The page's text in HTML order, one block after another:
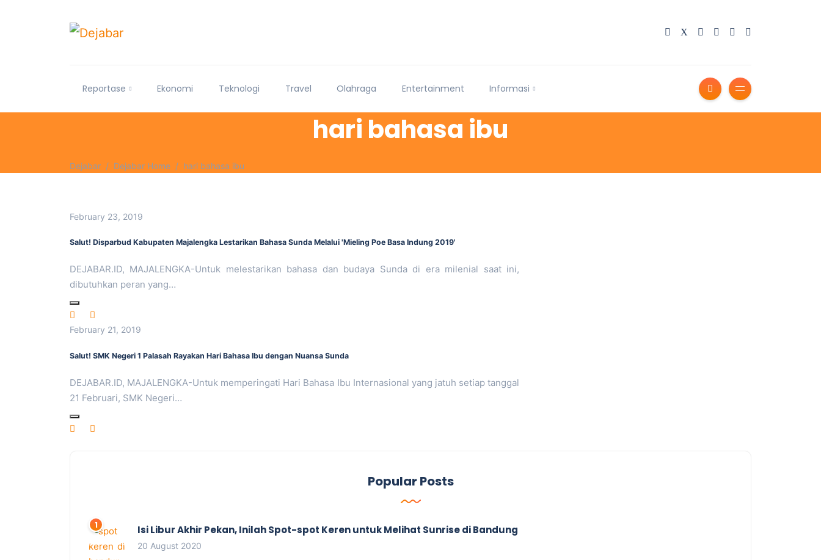
Reportase Ekonomi Teknologi Travel Olahraga Entertainment Informasi
hari bahasa ibu
Dejabar Dejabar Home hari bahasa ibu
February 23, 2019
Salut! Disparbud Kabupaten Majalengka Lestarikan Bahasa Sunda Melalui 'Mieling Poe Basa Indung 2019'
DEJABAR.ID, MAJALENGKA-Untuk melestarikan bahasa dan budaya Sunda di era milenial saat ini,
dibutuhkan peran yang…
February 21, 2019
Salut! SMK Negeri 1 Palasah Rayakan Hari Bahasa Ibu dengan Nuansa Sunda
DEJABAR.ID, MAJALENGKA-Untuk memperingati Hari Bahasa Ibu Internasional yang jatuh setiap tanggal
21 Februari, SMK Negeri…
Popular Posts
Isi Libur Akhir Pekan, Inilah Spot-spot Keren untuk Melihat Sunrise di Bandung
20 August 2020